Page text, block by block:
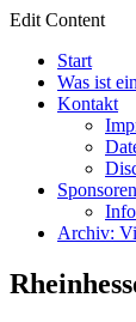
Edit Content
Start
Was ist
Kontakt
Archiv: